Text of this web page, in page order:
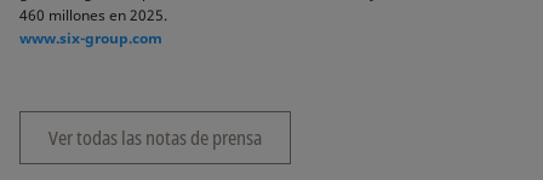
460 millones en 2025.
www.six-group.com
Ver todas las notas de prensa